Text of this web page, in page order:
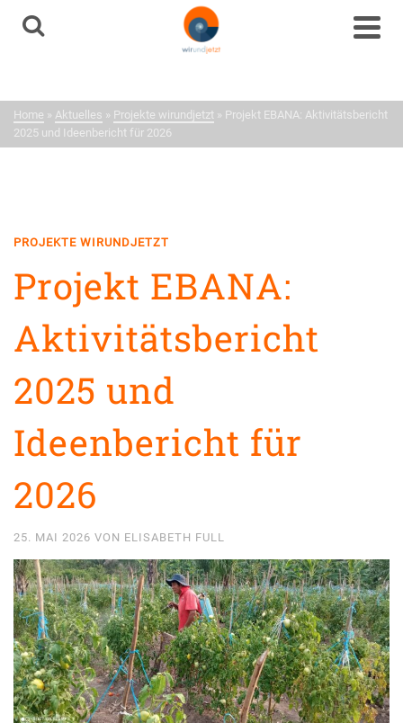
Neuigkeiten aus dem
Netzwerk
Home » Aktuelles » Projekte wirundjetzt » Projekt EBANA: Aktivitätsbericht
2025 und Ideenbericht für 2026
PROJEKTE WIRUNDJETZT
Projekt EBANA:
Aktivitätsbericht
2025 und
Ideenbericht für
2026
25. MAI 2026 VON ELISABETH FULL